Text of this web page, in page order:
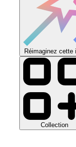
Réimaginez cette
Collection